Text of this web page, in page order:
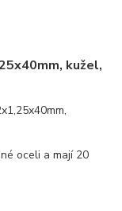
kužel,
oceli a mají 20